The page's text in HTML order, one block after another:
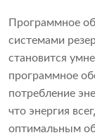
Программное
системами
становится
программное
потребление
что энергия
оптимальным